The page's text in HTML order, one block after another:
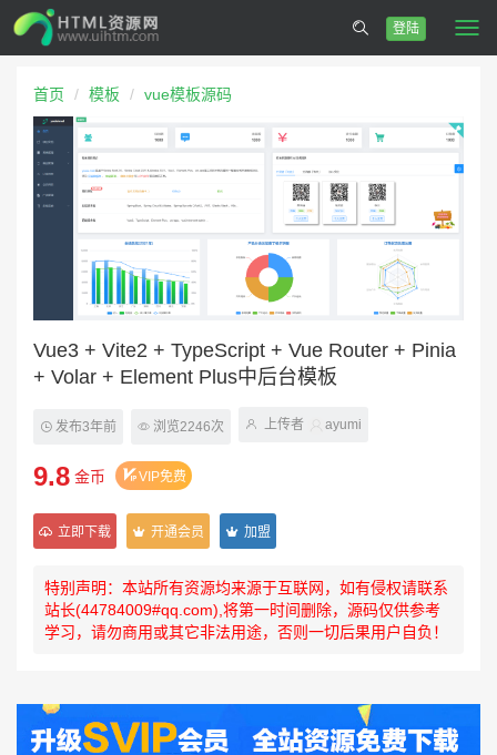
登陆
首页 模板 vue模板源码
Vue3 + Vite2 + TypeScript + Vue Router + Pinia
+ Volar + Element Plus中后台模板
发布3年前 浏览2246次 上传者 ayumi
9.8 金币 VIP免费
立即下载 开通会员 加盟
特别声明：本站所有资源均来源于互联网，如有侵权请联系
站长(44784009#qq.com),将第一时间删除，源码仅供参考
学习，请勿商用或其它非法用途，否则一切后果用户自负！